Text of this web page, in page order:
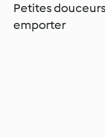
Petites
emporter